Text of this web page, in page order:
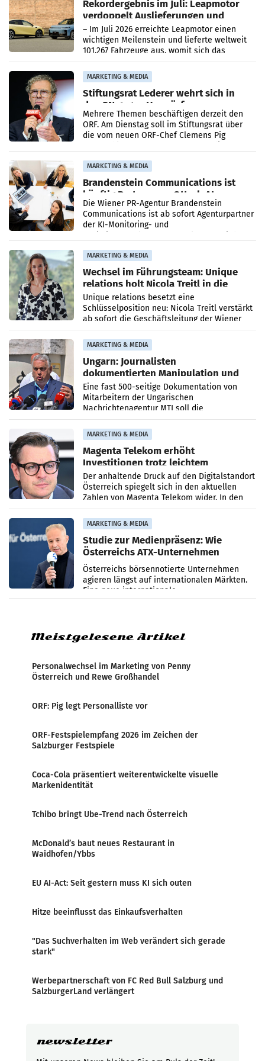
Rekordergebnis im Juli: Leapmotor
verdoppelt Auslieferungen und
überschreitet die 100.000er-Marke
– Im Juli 2026 erreichte Leapmotor einen
wichtigen Meilenstein und lieferte weltweit
101.267 Fahrzeuge aus, womit sich das
Ergebnis gegenüber Juli 2025 mehr als
verdoppelte (+102
MARKETING & MEDIA
Stiftungsrat Lederer wehrt sich in
den SN gegen Vorwürfe
Mehrere Themen beschäftigen derzeit den
ORF. Am Dienstag soll im Stiftungsrat über
die vom neuen ORF-Chef Clemens Pig
MARKETING & MEDIA
Brandenstein Communications ist
künftig Partner von OtterlyAI
Die Wiener PR-Agentur Brandenstein
Communications ist ab sofort Agenturpartner
der KI-Monitoring- und
MARKETING & MEDIA
Wechsel im Führungsteam: Unique
relations holt Nicola Treitl in die
Geschäftsleitung
Unique relations besetzt eine
Schlüsselposition neu: Nicola Treitl verstärkt
ab sofort die Geschäftsleitung der Wiener
PR-Agentur an der Seite von Josef Kalina und
Anna Kalina-Mahr.
MARKETING & MEDIA
Ungarn: Journalisten
dokumentierten Manipulation und
Zensur
Eine fast 500-seitige Dokumentation von
Mitarbeitern der Ungarischen
Nachrichtenagentur MTI soll die
systematische Nachrichten-Manipulation und
Zensur bei der Agentur während der Zeit
MARKETING & MEDIA
Magenta Telekom erhöht
Investitionen trotz leichtem
Umsatzrückgang
Der anhaltende Druck auf den Digitalstandort
Österreich spiegelt sich in den aktuellen
Zahlen von Magenta Telekom wider. In den
ersten sechs Monaten des laufenden Jahres
verzeichnete
MARKETING & MEDIA
Studie zur Medienpräsenz: Wie
Österreichs ATX-Unternehmen
international wahrgenommen
werden
Österreichs börsennotierte Unternehmen
agieren längst auf internationalen Märkten.
Eine neue internationale
Medienresonanzanalyse untersucht die
Meistgelesene Artikel
Personalwechsel im Marketing von Penny
Österreich und Rewe Großhandel
ORF: Pig legt Personalliste vor
ORF-Festspielempfang 2026 im Zeichen der
Salzburger Festspiele
Coca-Cola präsentiert weiterentwickelte visuelle
Markenidentität
Tchibo bringt Ube-Trend nach Österreich
McDonald’s baut neues Restaurant in
Waidhofen/Ybbs
EU AI-Act: Seit gestern muss KI sich outen
Hitze beeinflusst das Einkaufsverhalten
"Das Suchverhalten im Web verändert sich gerade
stark"
Werbepartnerschaft von FC Red Bull Salzburg und
SalzburgerLand verlängert
newsletter